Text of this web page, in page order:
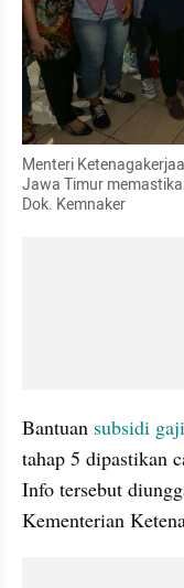
Menteri
Jawa Timur
Dok. Kemnaker
Bantuan subsidi gaji
tahap 5 dipastikan
Info tersebut
Kementerian